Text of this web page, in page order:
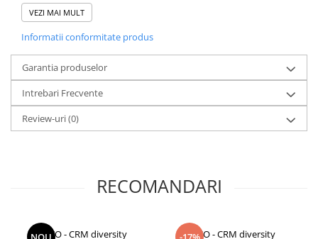
Supape de sens unic
Birotica & Papetarie
Accesorii finisare documente
Agende
Capsatoare documente
Carti de colorat
Imprimante UV
VEZI MAI MULT
Informatii conformitate produs
Garantia produselor
Intrebari Frecvente
Review-uri(0)
RECOMANDARI
CCO - CRM diversity CCO - CRM diversity